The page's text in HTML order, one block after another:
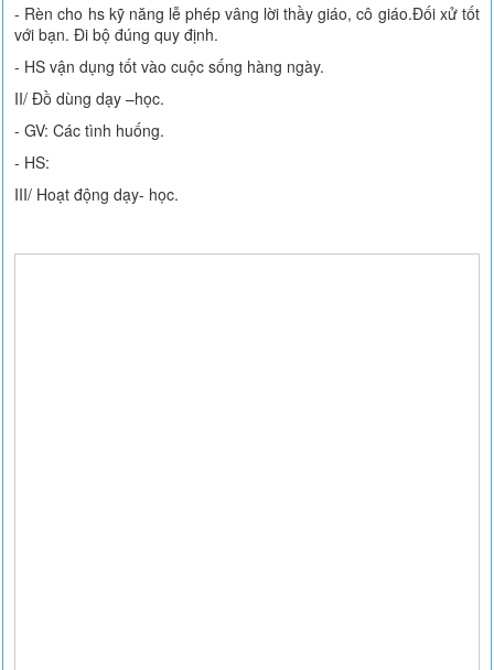
- Rèn cho hs kỹ năng lễ phép vâng lời thầy giáo, cô giáo.Đối xử tốt
với bạn. Đi bộ đúng quy định.
- HS vận dụng tốt vào cuộc sống hàng ngày.
II/ Đồ dùng dạy –học.
- GV: Các tình huống.
- HS:
III/ Hoạt động dạy- học.